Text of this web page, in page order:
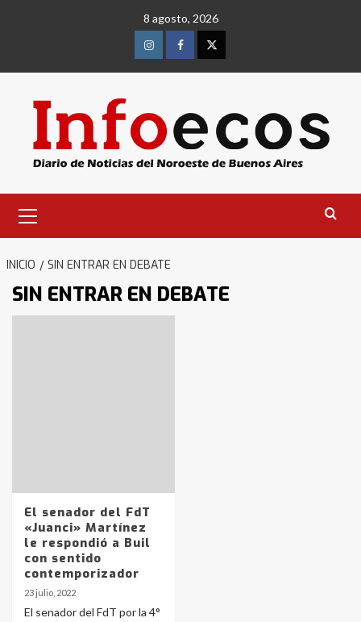
8 agosto, 2026
InstagramFacebookTwitter
primario
INICIO SIN ENTRAR EN DEBATE
SIN ENTRAR EN DEBATE
El senador del FdT
«Juanci» Martínez
le respondió a Buil
con sentido
contemporizador
23 julio, 2022
El senador del FdT por la 4°
4
5
Los precios de los combustibles en
La Pampa, desde YPF hasta Axion